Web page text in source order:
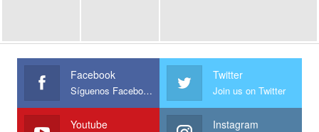
Facebook
Síguenos Facebook
Twitter
Join us on Twitter
Youtube Instagram